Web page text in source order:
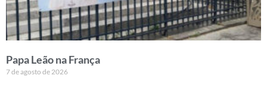
Papa Leão na França
7 de agosto de 2026